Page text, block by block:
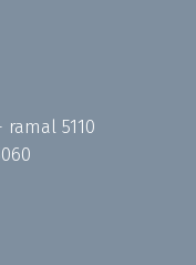
ramal 5110